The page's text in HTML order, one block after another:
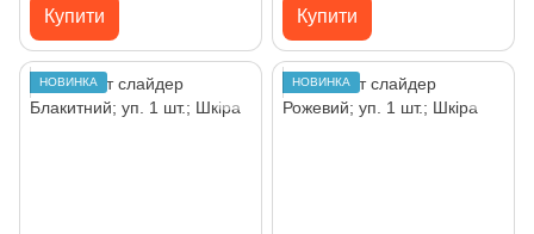
Купити Купити
НОВИНКА НОВИНКА